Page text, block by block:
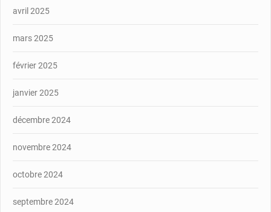
avril 2025
mars 2025
février 2025
janvier 2025
décembre 2024
novembre 2024
octobre 2024
septembre 2024